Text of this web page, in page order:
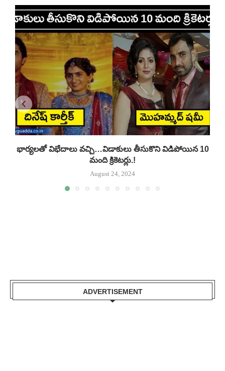
భార్యలతో విభేదాలు వచ్చి…విడాకులు తీసుకొని విడిపోయిన 10
మంది క్రికెటర్లు.!
August 24, 2024
ADVERTISEMENT